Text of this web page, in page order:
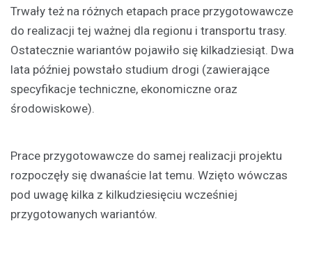
Trwały też na różnych etapach prace przygotowawcze
do realizacji tej ważnej dla regionu i transportu trasy.
Ostatecznie wariantów pojawiło się kilkadziesiąt. Dwa
lata później powstało studium drogi (zawierające
specyfikacje techniczne, ekonomiczne oraz
środowiskowe).
Prace przygotowawcze do samej realizacji projektu
rozpoczęły się dwanaście lat temu. Wzięto wówczas
pod uwagę kilka z kilkudziesięciu wcześniej
przygotowanych wariantów.